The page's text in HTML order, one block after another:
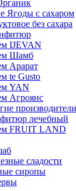
Ягоды с сахаром
без сахара
IJEVAN
Шамб
Арарат
te Gusto
YAN
Агроянс
производители
лечебный
FRUIT LAND
сладости
сиропы